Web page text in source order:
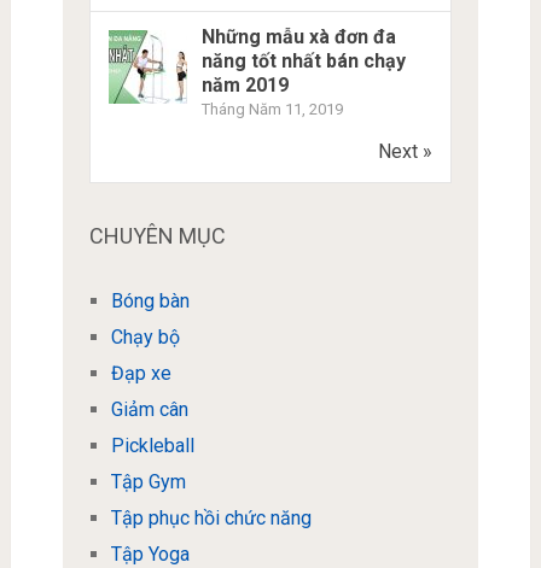
Những mẫu xà đơn đa
năng tốt nhất bán chạy
năm 2019
Tháng Năm 11, 2019
Next »
CHUYÊN MỤC
Bóng bàn
Chạy bộ
Đạp xe
Giảm cân
Pickleball
Tập Gym
Tập phục hồi chức năng
Tập Yoga